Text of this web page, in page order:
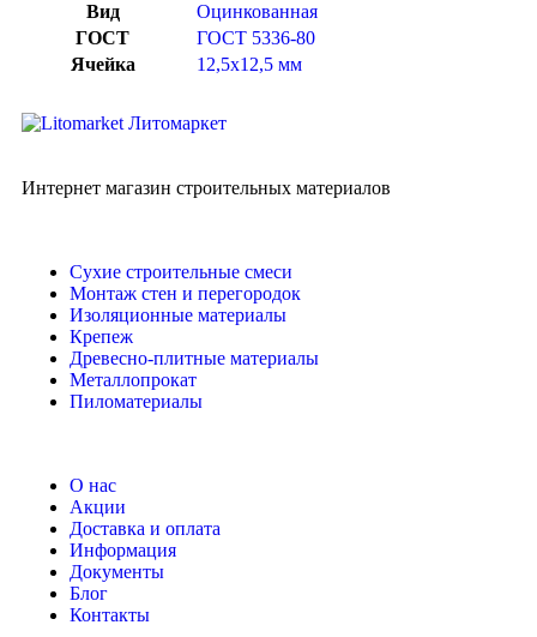
Вид
Оцинкованная
ГОСТ
ГОСТ 5336-80
Ячейка
12,5х12,5 мм
Интернет магазин строительных материалов
Сухие строительные смеси
Монтаж стен и перегородок
Изоляционные материалы
Крепеж
Древесно-плитные материалы
Металлопрокат
Пиломатериалы
О нас
Акции
Доставка и оплата
Информация
Документы
Блог
Контакты